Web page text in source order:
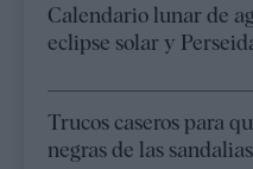
Calendario lunar de
eclipse solar y
Trucos caseros para
negras de las